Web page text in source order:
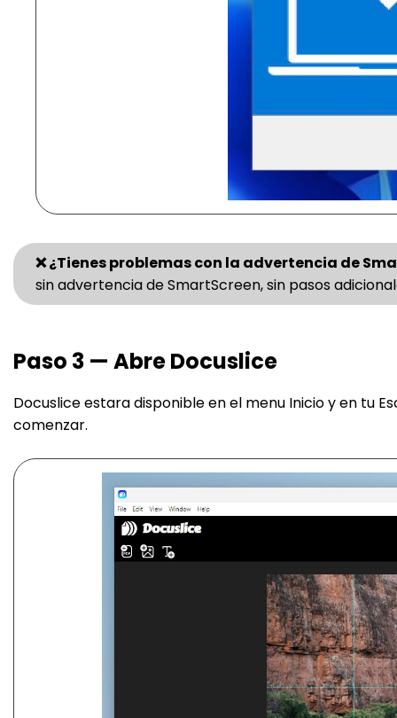
❌ ¿Tienes problemas con la advertencia de
sin advertencia de SmartScreen, sin pasos
Paso 3 — Abre Docuslice
Docuslice estara disponible en el menu Inicio y en tu
comenzar.